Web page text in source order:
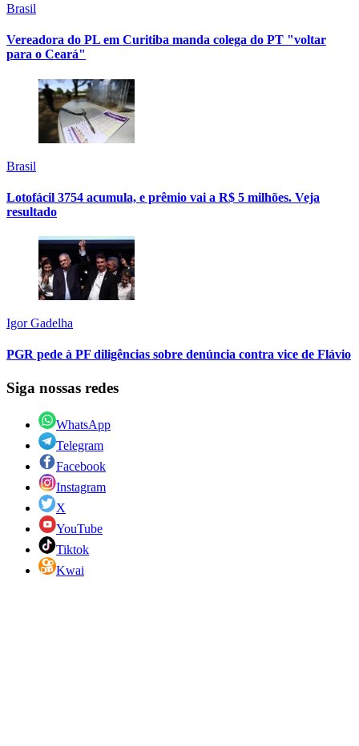
Brasil
Vereadora do PL em Curitiba manda colega do PT "voltar
para o Ceará"
Brasil
Lotofácil 3754 acumula, e prêmio vai a R$ 5 milhões. Veja
resultado
Igor Gadelha
PGR pede à PF diligências sobre denúncia contra vice de Flávio
Siga nossas redes
WhatsApp
Telegram
Facebook
Instagram
X
YouTube
Tiktok
Kwai